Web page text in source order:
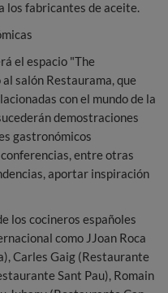
los fabricantes de aceite.
el espacio "The
salón Restaurama, que
con el mundo de la
demostraciones
gastronómicos
entre otras
aportar inspiración
los cocineros españoles
como JJoan Roca
Carles Gaig (Restaurante
Sant Pau), Romain